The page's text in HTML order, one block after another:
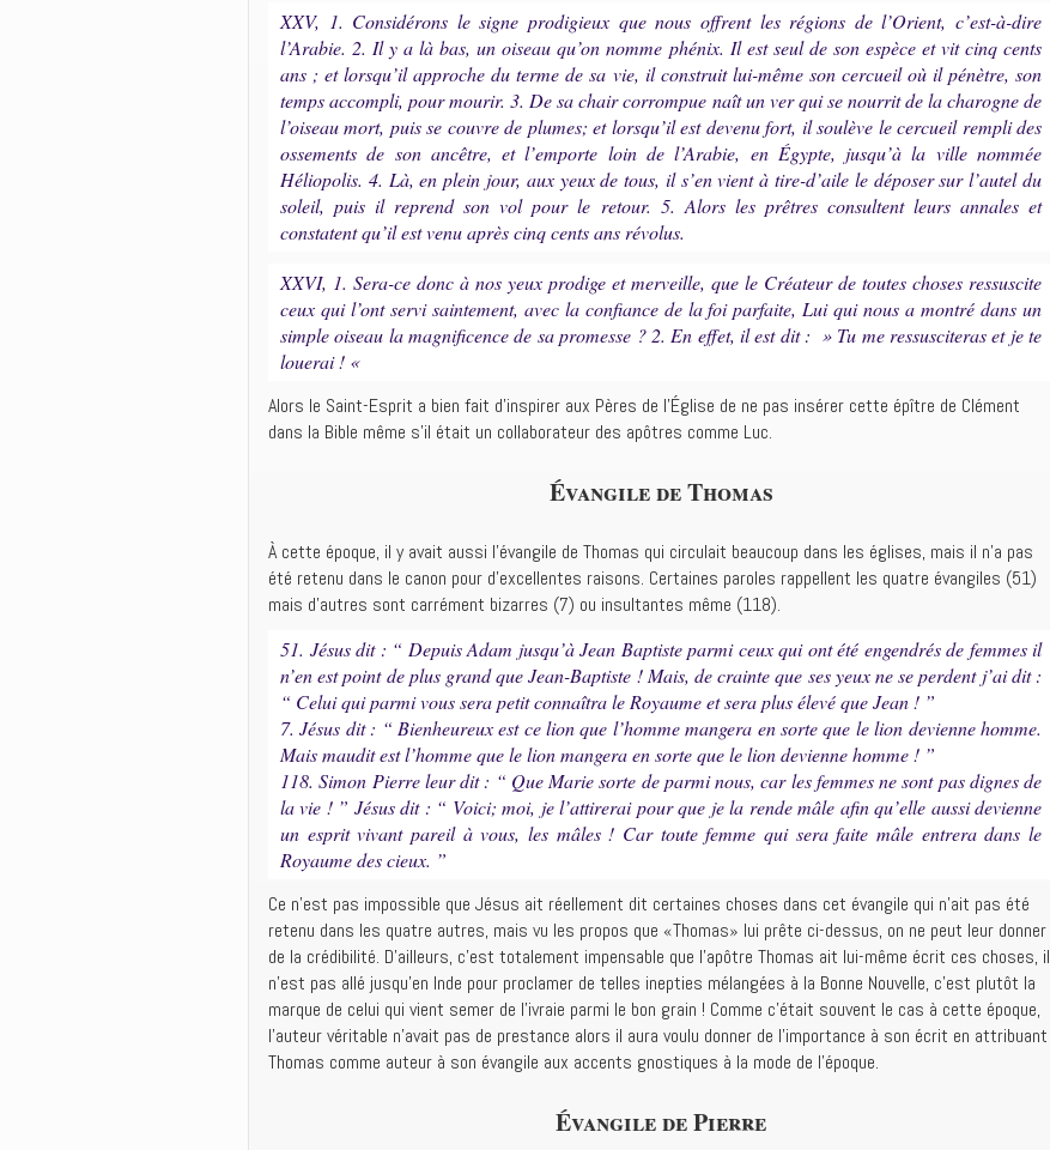
XXV, 1. Considérons le signe prodigieux que nous offrent les régions de l’Orient, c’est-à-dire
l’Arabie. 2. Il y a là bas, un oiseau qu’on nomme phénix. Il est seul de son espèce et vit cinq cents
ans ; et lorsqu’il approche du terme de sa vie, il construit lui-même son cercueil où il pénètre, son
temps accompli, pour mourir. 3. De sa chair corrompue naît un ver qui se nourrit de la charogne de
l’oiseau mort, puis se couvre de plumes; et lorsqu’il est devenu fort, il soulève le cercueil rempli des
ossements de son ancêtre, et l’emporte loin de l’Arabie, en Égypte, jusqu’à la ville nommée
Héliopolis. 4. Là, en plein jour, aux yeux de tous, il s’en vient à tire-d’aile le déposer sur l’autel du
soleil, puis il reprend son vol pour le retour. 5. Alors les prêtres consultent leurs annales et
constatent qu’il est venu après cinq cents ans révolus.
XXVI, 1. Sera-ce donc à nos yeux prodige et merveille, que le Créateur de toutes choses ressuscite
ceux qui l’ont servi saintement, avec la confiance de la foi parfaite, Lui qui nous a montré dans un
simple oiseau la magnificence de sa promesse ? 2. En effet, il est dit : » Tu me ressusciteras et je te
louerai ! «
Alors le Saint-Esprit a bien fait d’inspirer aux Pères de l’Église de ne pas insérer cette épître de Clément
dans la Bible même s’il était un collaborateur des apôtres comme Luc.
Évangile de Thomas
À cette époque, il y avait aussi l’évangile de Thomas qui circulait beaucoup dans les églises, mais il n’a pas
été retenu dans le canon pour d’excellentes raisons. Certaines paroles rappellent les quatre évangiles (51)
mais d’autres sont carrément bizarres (7) ou insultantes même (118).
51. Jésus dit : “ Depuis Adam jusqu’à Jean Baptiste parmi ceux qui ont été engendrés de femmes il
n’en est point de plus grand que Jean-Baptiste ! Mais, de crainte que ses yeux ne se perdent j’ai dit :
“ Celui qui parmi vous sera petit connaîtra le Royaume et sera plus élevé que Jean ! ”
7. Jésus dit : “ Bienheureux est ce lion que l’homme mangera en sorte que le lion devienne homme.
Mais maudit est l’homme que le lion mangera en sorte que le lion devienne homme ! ”
118. Simon Pierre leur dit : “ Que Marie sorte de parmi nous, car les femmes ne sont pas dignes de
la vie ! ” Jésus dit : “ Voici; moi, je l’attirerai pour que je la rende mâle afin qu’elle aussi devienne
un esprit vivant pareil à vous, les mâles ! Car toute femme qui sera faite mâle entrera dans le
Royaume des cieux. ”
Ce n’est pas impossible que Jésus ait réellement dit certaines choses dans cet évangile qui n’ait pas été
retenu dans les quatre autres, mais vu les propos que «Thomas» lui prête ci-dessus, on ne peut leur donner
de la crédibilité. D’ailleurs, c’est totalement impensable que l’apôtre Thomas ait lui-même écrit ces choses, il
n’est pas allé jusqu’en Inde pour proclamer de telles inepties mélangées à la Bonne Nouvelle, c’est plutôt la
marque de celui qui vient semer de l’ivraie parmi le bon grain ! Comme c’était souvent le cas à cette époque,
l’auteur véritable n’avait pas de prestance alors il aura voulu donner de l’importance à son écrit en attribuant
Thomas comme auteur à son évangile aux accents gnostiques à la mode de l’époque.
Évangile de Pierre